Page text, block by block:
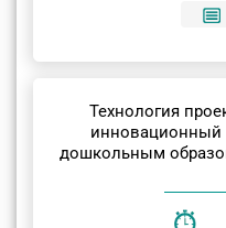
Технология
инновационный
дошкольным